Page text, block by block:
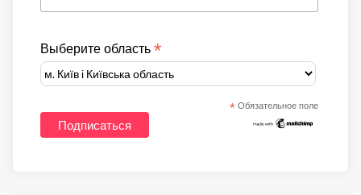
Выберите область *
* Обязательное поле